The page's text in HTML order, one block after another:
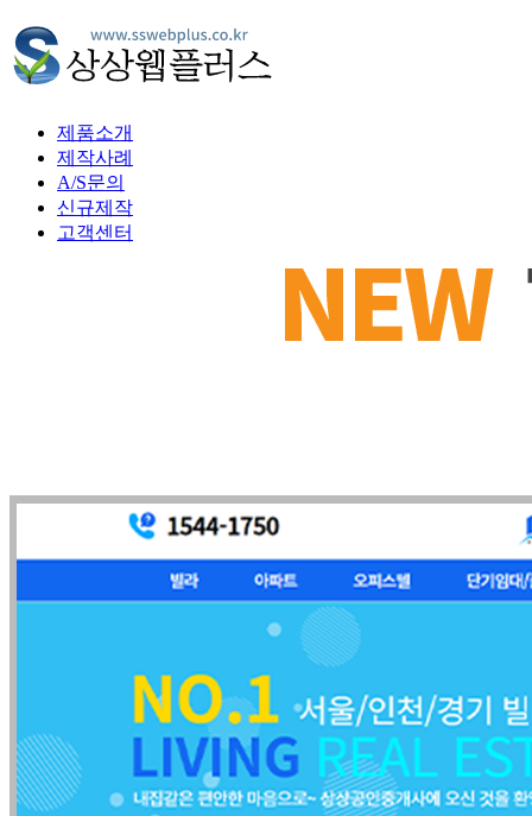
제품소개
제작사례
A/S문의
신규제작
고객센터